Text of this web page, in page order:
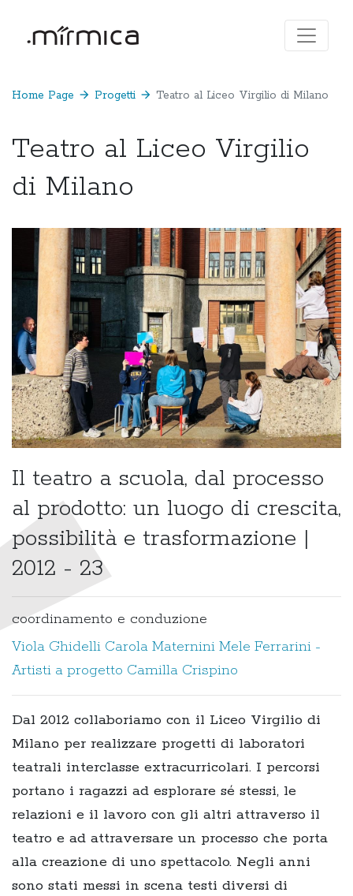
Home Page arrow_forward Progetti arrow_forward Teatro al Liceo Virgilio di Milano
Teatro al Liceo Virgilio
di Milano
Il teatro a scuola, dal processo
al prodotto: un luogo di crescita,
possibilità e trasformazione |
2012 - 23
coordinamento e conduzione
Viola Ghidelli Carola Maternini Mele Ferrarini -
Artisti a progetto Camilla Crispino
Dal 2012 collaboriamo con il Liceo Virgilio di
Milano per realizzare progetti di laboratori
teatrali interclasse extracurricolari. I percorsi
portano i ragazzi ad esplorare sé stessi, le
relazioni e il lavoro con gli altri attraverso il
teatro e ad attraversare un processo che porta
alla creazione di uno spettacolo. Negli anni
sono stati messi in scena testi diversi di